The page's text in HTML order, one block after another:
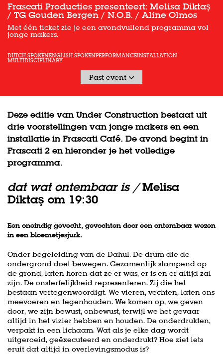
Frascati Producties presenteert: Melisa Diktaş
/ TG Gouden Bergen / N.O.B. / Aline Olmos
Met één ticket zie je een avondvullend programma vol
jonge makers.
DUTCH SPOKENENGLISH SPOKENPERFORMANCEINSTALLATION
MULTIDISCIPLINARY
Past event
Deze editie van Under Construction bestaat uit
drie voorstellingen van jonge makers en een
installatie in Frascati Café. De avond begint in
Frascati 2 en hieronder je het volledige
programma.
dat wat ontembaar is /Melisa
Diktaş om 19:30
Een oneindig gevecht, gevochten door een ontembaar wezen
in een bloemetjesjurk.
Onder begeleiding van de Dahul. De drum die de
ondergrond doet bewegen. Gezamenlijk stampend op
de grond, laten horen dat ze er was, er is en er altijd zal
zijn. De onsterfelijkheid representeren. Zij die het
bestaan vertegenwoordigt. We vieren, vechten, laten ons
meevoeren en tegenhouden. We komen op, we geven
door, we zijn bewust, onbewust, terwijl we het gevaar
altijd in het vizier hebben en houden. De onderdrukten,
verpakt in een lichaam. Wat als je elke dag wordt
uitgeroeid, geëxecuteerd en onderdrukt? Hoe ziet iets
eruit dat altijd in overlevingsmodus is?